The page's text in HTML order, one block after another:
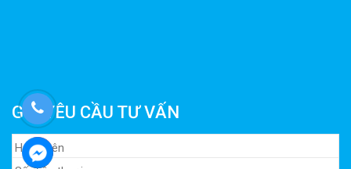
GỬI YÊU CẦU TƯ VẤN